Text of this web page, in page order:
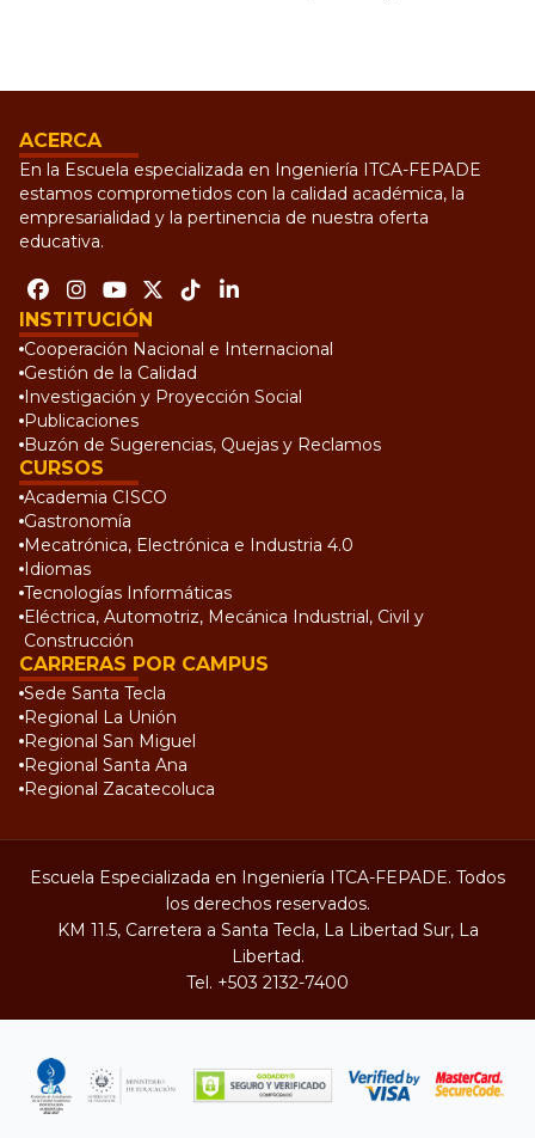
ACERCA
En la Escuela especializada en Ingeniería ITCA-FEPADE
estamos comprometidos con la calidad académica, la
empresarialidad y la pertinencia de nuestra oferta
educativa.
INSTITUCIÓN
Cooperación Nacional e Internacional
Gestión de la Calidad
Investigación y Proyección Social
Publicaciones
Buzón de Sugerencias, Quejas y Reclamos
CURSOS
Academia CISCO
Gastronomía
Mecatrónica, Electrónica e Industria 4.0
Idiomas
Tecnologías Informáticas
Eléctrica, Automotriz, Mecánica Industrial, Civil y
Construcción
CARRERAS POR CAMPUS
Sede Santa Tecla
Regional La Unión
Regional San Miguel
Regional Santa Ana
Regional Zacatecoluca
Escuela Especializada en Ingeniería ITCA-FEPADE. Todos
los derechos reservados.
KM 11.5, Carretera a Santa Tecla, La Libertad Sur, La
Libertad.
Tel. +503 2132-7400